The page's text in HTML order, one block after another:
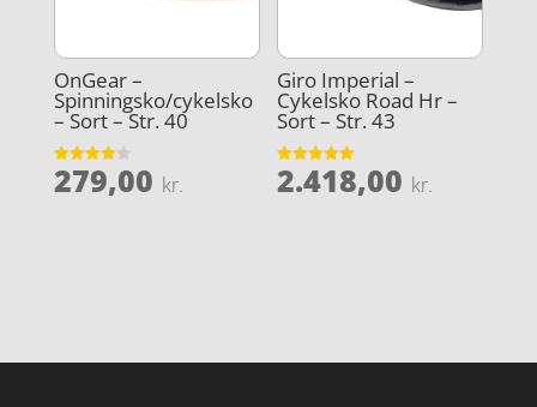
OnGear –
Spinningsko/cykelsko
– Sort – Str. 40
Vurderet
4.2
279,00 kr.
Giro Imperial –
Cykelsko Road Hr –
Sort – Str. 43
Vurderet
5
2.418,00 kr.